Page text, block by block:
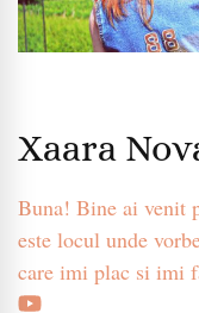
Xaara
Buna! Bine ai venit
este locul unde
care imi plac si imi